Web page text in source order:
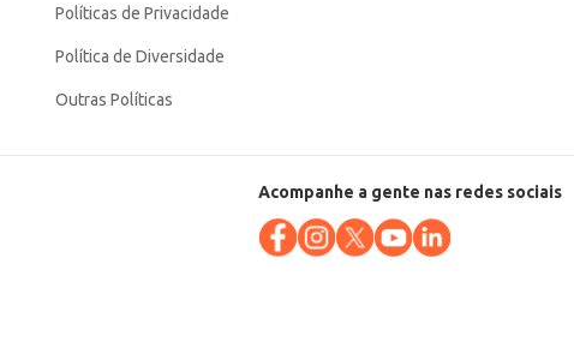
Políticas de Privacidade
Política de Diversidade
Outras Políticas
Acompanhe a gente nas redes sociais